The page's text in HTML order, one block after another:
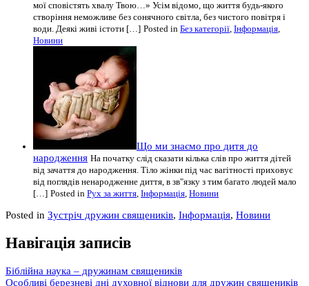
мої сповістять хвалу Твою…» Усім відомо, що життя будь-якого
створіння неможливе без сонячного світла, без чистого повітря і
води. Деякі живі істоти […] Posted in Без категорії, Інформація,
Новини
Що ми знаємо про дитя до
народження На початку слід сказати кілька слів про життя дітей
від зачаття до народження. Тіло жінки під час вагітності приховує
від поглядів ненародженне диття, в зв"язку з тим багато людей мало
[…] Posted in Рух за життя, Інформація, Новини
Posted in Зустріч дружин священиків, Інформація, Новини
Навігація записів
Біблійна наука – дружинам священиків
Особливі березневі дні духовної віднови для дружин священиків